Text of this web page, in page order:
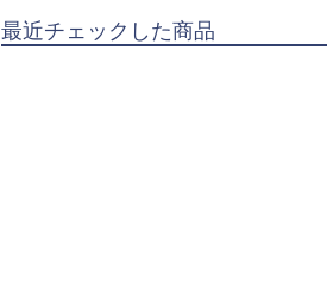
最近チェックした商品